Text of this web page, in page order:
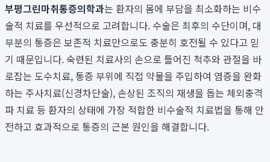
부평그린마취통증의학과는 환자의 몸에 부담을 최소화하는 비수
술적 치료를 우선적으로 고려합니다. 수술은 최후의 수단이며, 대
부분의 통증은 보존적 치료만으로도 충분히 호전될 수 있다고 믿
기 때문입니다. 숙련된 치료사의 손으로 틀어진 척추와 관절을 바
로잡는 도수치료, 통증 부위에 직접 약물을 주입하여 염증을 완화
하는 주사치료(신경차단술), 손상된 조직의 재생을 돕는 체외충격
파 치료 등 환자의 상태에 가장 적합한 비수술적 치료법을 통해 안
전하고 효과적으로 통증의 근본 원인을 해결합니다.